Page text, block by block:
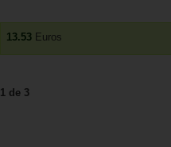
13.53 Euros
1 de 3